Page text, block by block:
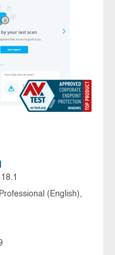
(English),